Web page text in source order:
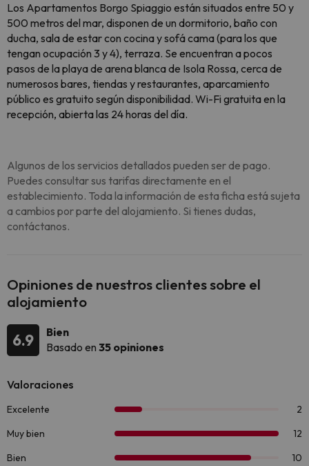
Los Apartamentos Borgo Spiaggio están situados entre 50 y
500 metros del mar, disponen de un dormitorio, baño con
ducha, sala de estar con cocina y sofá cama (para los que
tengan ocupación 3 y 4), terraza. Se encuentran a pocos
pasos de la playa de arena blanca de Isola Rossa, cerca de
numerosos bares, tiendas y restaurantes, aparcamiento
público es gratuito según disponibilidad. Wi-Fi gratuita en la
recepción, abierta las 24 horas del día.
Algunos de los servicios detallados pueden ser de pago.
Puedes consultar sus tarifas directamente en el
establecimiento. Toda la información de esta ficha está sujeta
a cambios por parte del alojamiento. Si tienes dudas,
contáctanos.
Opiniones de nuestros clientes sobre el
alojamiento
6.9
Bien
Basado en 35 opiniones